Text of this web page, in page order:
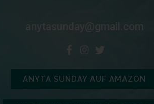
anytasunday@gmail.com
ANYTA SUNDAY AUF AMAZON